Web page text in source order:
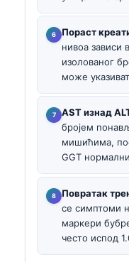
Пораст
нивоа зависи
изолованог
може
AST изнад
бројем
мишићима,
GGT
Повратак
се симптоми
маркери
често испод